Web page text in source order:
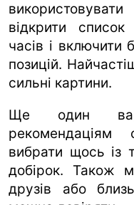
відкрити
часів і включити
позицій.
сильні картини.
Ще один
рекомендаціям
вибрати щось із
добірок. Також
друзів або